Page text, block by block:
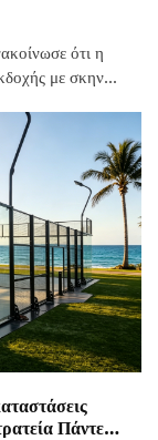
ότι η
με σκηνή)
σε τυφώνα
m/s),
Πάντελ